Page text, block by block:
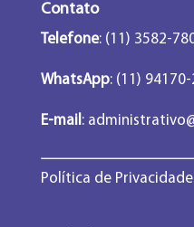
Contato
Telefone: (11) 3582-
WhatsApp: (11)
E-mail :
Política de Privacidade